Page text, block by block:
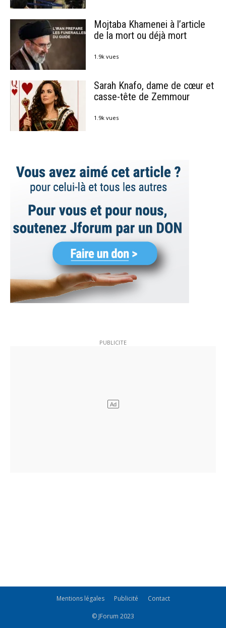
Mojtaba Khamenei à l’article
de la mort ou déjà mort
1.9k vues
Sarah Knafo, dame de cœur et
casse-tête de Zemmour
1.9k vues
Mentions légales Publicité Contact
© JForum 2023